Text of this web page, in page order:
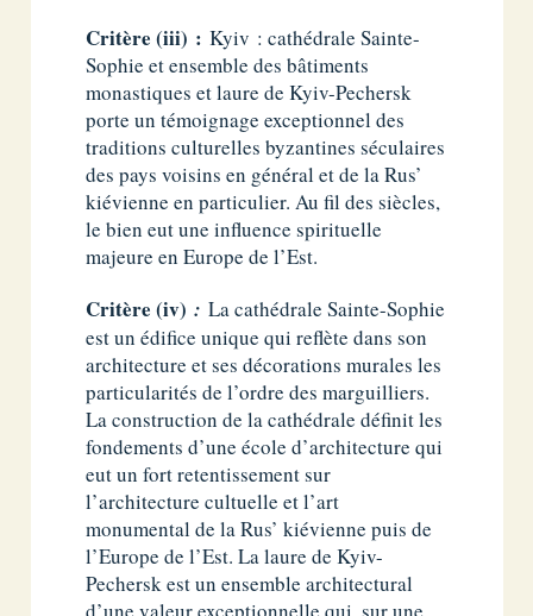
Critère (iii) : Kyiv : cathédrale Sainte-
Sophie et ensemble des bâtiments
monastiques et laure de Kyiv-Pechersk
porte un témoignage exceptionnel des
traditions culturelles byzantines séculaires
des pays voisins en général et de la Rus’
kiévienne en particulier. Au fil des siècles,
le bien eut une influence spirituelle
majeure en Europe de l’Est.
Critère (iv) :La cathédrale Sainte-Sophie
est un édifice unique qui reflète dans son
architecture et ses décorations murales les
particularités de l’ordre des marguilliers.
La construction de la cathédrale définit les
fondements d’une école d’architecture qui
eut un fort retentissement sur
l’architecture cultuelle et l’art
monumental de la Rus’ kiévienne puis de
l’Europe de l’Est. La laure de Kyiv-
Pechersk est un ensemble architectural